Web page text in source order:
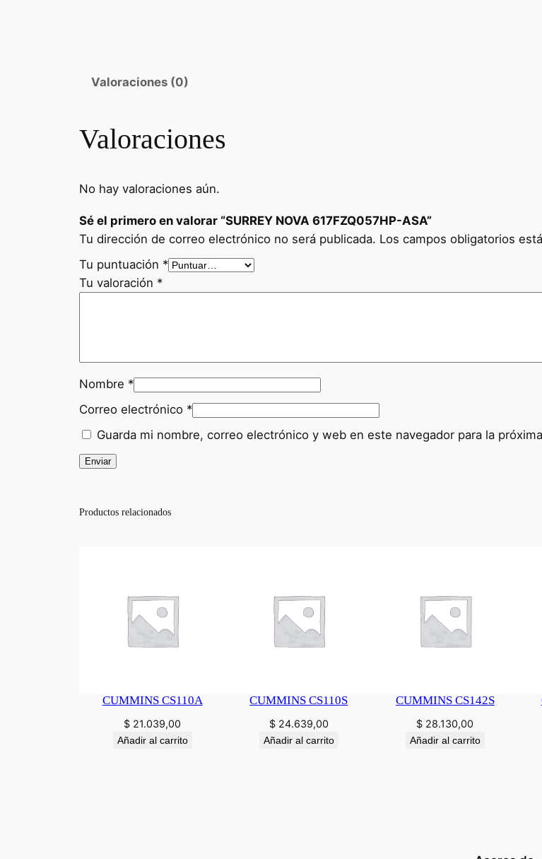
Valoraciones (0)
Valoraciones
No hay valoraciones aún.
Sé el primero en valorar “SURREY NOVA 617FZQ057HP-ASA”
Tu dirección de correo electrónico no será publicada. Los campos obligatorios
Tu puntuación *
Tu valoración *
Nombre *
Correo electrónico *
Guarda mi nombre, correo electrónico y web en este navegador para la
Productos relacionados
CUMMINS CS110A
$ 21.039,00
Añadir al carrito
CUMMINS CS110S
$24.639,00
Añadir al carrito
CUMMINS CS142S
$ 28.130,00
Añadir al carrito